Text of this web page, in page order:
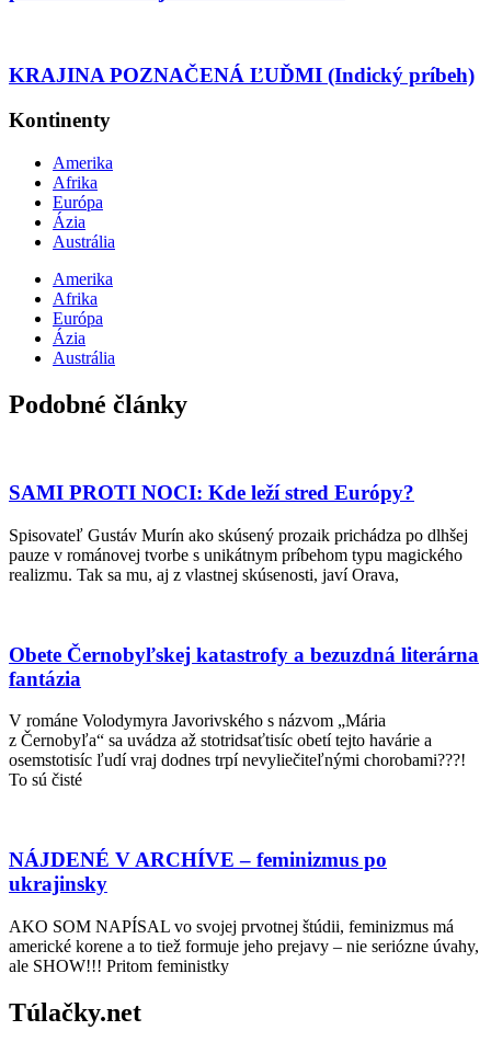
KRAJINA POZNAČENÁ ĽUĎMI (Indický príbeh)
Kontinenty
Amerika
Afrika
Európa
Ázia
Austrália
Amerika
Afrika
Európa
Ázia
Austrália
Podobné články
SAMI PROTI NOCI: Kde leží stred Európy?
Spisovateľ Gustáv Murín ako skúsený prozaik prichádza po dlhšej
pauze v románovej tvorbe s unikátnym príbehom typu magického
realizmu. Tak sa mu, aj z vlastnej skúsenosti, javí Orava,
Obete Černobyľskej katastrofy a bezuzdná literárna
fantázia
V románe Volodymyra Javorivského s názvom „Mária
z Černobyľa“ sa uvádza až stotridsaťtisíc obetí tejto havárie a
osemstotisíc ľudí vraj dodnes trpí nevyliečiteľnými chorobami???!
To sú čisté
NÁJDENÉ V ARCHÍVE – feminizmus po
ukrajinsky
AKO SOM NAPÍSAL vo svojej prvotnej štúdii, feminizmus má
americké korene a to tiež formuje jeho prejavy – nie seriózne úvahy,
ale SHOW!!! Pritom feministky
Túlačky.net